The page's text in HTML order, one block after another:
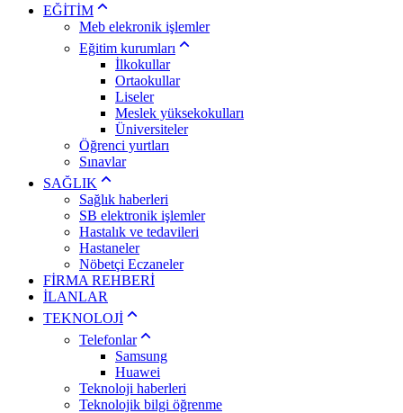
EĞİTİM
Meb elekronik işlemler
Eğitim kurumları
İlkokullar
Ortaokullar
Liseler
Meslek yüksekokulları
Üniversiteler
Öğrenci yurtları
Sınavlar
SAĞLIK
Sağlık haberleri
SB elektronik işlemler
Hastalık ve tedavileri
Hastaneler
Nöbetçi Eczaneler
FİRMA REHBERİ
İLANLAR
TEKNOLOJİ
Telefonlar
Samsung
Huawei
Teknoloji haberleri
Teknolojik bilgi öğrenme